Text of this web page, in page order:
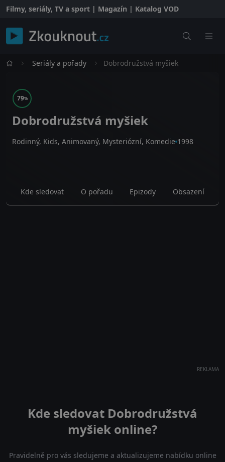
Filmy, seriály, TV a sport | Magazín | Katalog VOD
Seriály a pořady Dobrodružstvá myšiek
79%
Dobrodružstvá myšiek
Rodinný, Kids, Animovaný, Mysteriózní, Komedie 1998
Kde sledovat O pořadu Epizody Obsazení
REKLAMA
Kde sledovat Dobrodružstvá
myšiek online?
Pravidelně pro vás sledujeme a aktualizujeme nabídku online